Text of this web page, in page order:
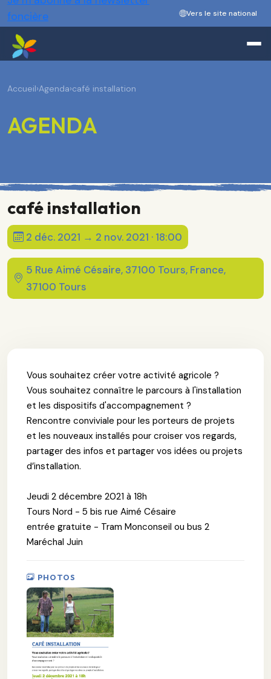
foncière
Vers le site national
Accueil›Agenda›café installation
AGENDA
café installation
2 déc. 2021 → 2 nov. 2021 · 18:00
5 Rue Aimé Césaire, 37100 Tours, France,
37100 Tours
Vous souhaitez créer votre activité agricole ?
Vous souhaitez connaître le parcours à l'installation
et les dispositifs d'accompagnement ?
Rencontre conviviale pour les porteurs de projets
et les nouveaux installés pour croiser vos regards,
partager des infos et partager vos idées ou projets
d’installation.
Jeudi 2 décembre 2021 à 18h
Tours Nord - 5 bis rue Aimé Césaire
entrée gratuite - Tram Monconseil ou bus 2
Maréchal Juin
PHOTOS